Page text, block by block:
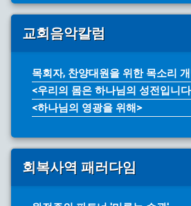
교회음악칼럼
목회자, 찬양대원을 위한 목소리 개
<우리의 몸은 하나님의 성전입니
<하나님의 영광을 위해>
회복사역 패러다임